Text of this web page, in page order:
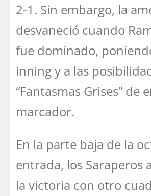
2-1. Sin embargo, la
desvaneció cuando
fue dominado,
inning y a las
“Fantasmas Grises” de
marcador.
En la parte baja de la
entrada, los Saraperos
la victoria con otro